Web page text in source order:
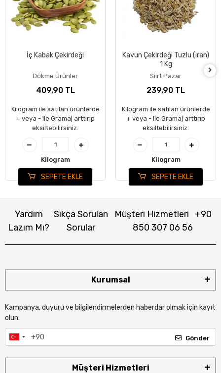
İç Kabak Çekirdeği
Dökme Ürünler
409,90 TL
Kilogram ile satılan ürünlerde
+ veya - ile Gramaj arttırıp
eksiltebilirsiniz.
Kilogram
SEPETE EKLE
Kavun Çekirdeği Tuzlu (iran)
1 Kg
Siirt Pazar
239,90 TL
Kilogram ile satılan ürünlerde
+ veya - ile Gramaj arttırıp
eksiltebilirsiniz.
Kilogram
SEPETE EKLE
Yardım
Lazım Mı?
Sıkça Sorulan
Sorular
Müşteri Hizmetleri
+90
850 307 06 56
Kurumsal
Kampanya, duyuru ve bilgilendirmelerden haberdar olmak için kayıt
olun.
Gönder
Müşteri Hizmetleri